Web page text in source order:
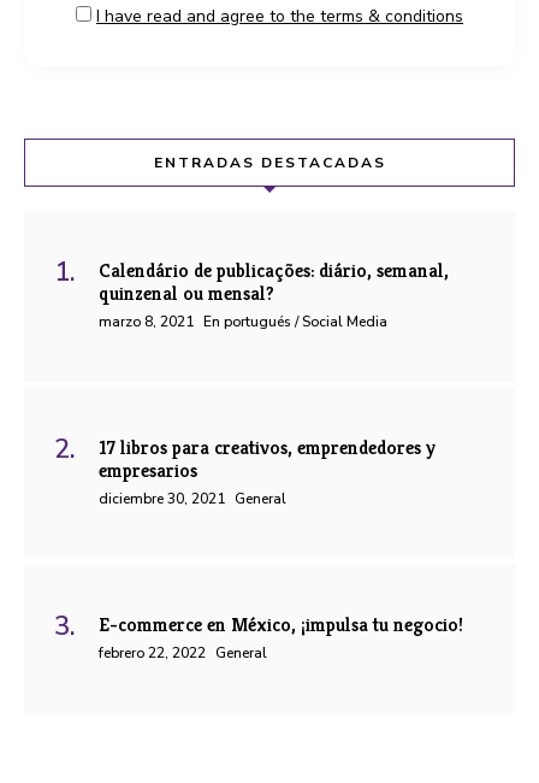
I have read and agree to the terms & conditions
ENTRADAS DESTACADAS
Calendário de publicações: diário, semanal,
quinzenal ou mensal?
marzo 8, 2021 En portugués / Social Media
17 libros para creativos, emprendedores y
empresarios
diciembre 30, 2021 General
E-commerce en México, ¡impulsa tu negocio!
febrero 22, 2022 General